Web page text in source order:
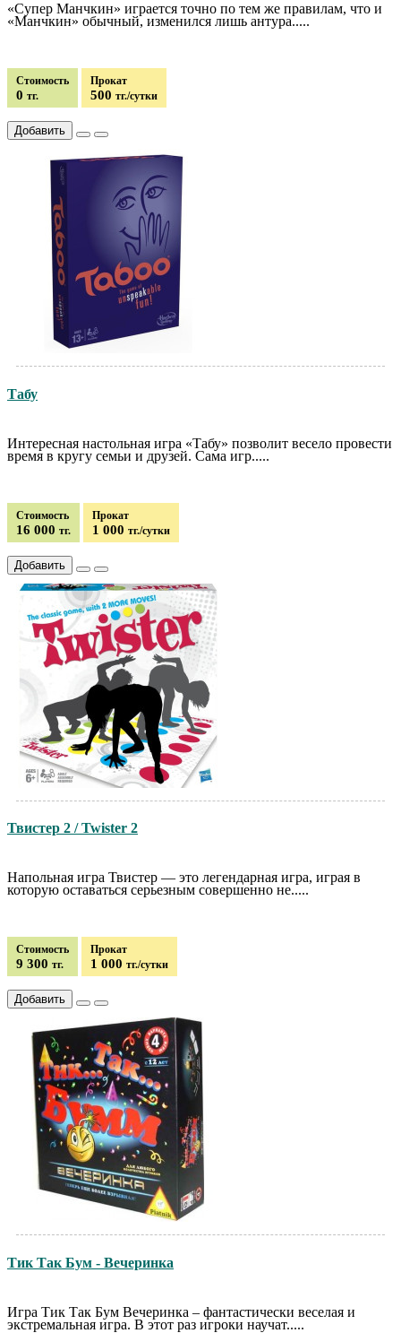
«Супер Манчкин» играется точно по тем же правилам, что и
«Манчкин» обычный, изменился лишь антура.....
Стоимость
0 тг.
Прокат
500 тг./сутки
Добавить
Табу
Интересная настольная игра «Табу» позволит весело провести
время в кругу семьи и друзей. Сама игр.....
Стоимость
16 000 тг.
Прокат
1 000 тг./сутки
Добавить
Твистер 2 / Twister 2
Напольная игра Твистер — это легендарная игра, играя в
которую оставаться серьезным совершенно не.....
Стоимость
9 300 тг.
Прокат
1 000 тг./сутки
Добавить
Тик Так Бум - Вечеринка
Игра Тик Так Бум Вечеринка – фантастически веселая и
экстремальная игра. В этот раз игроки научат.....